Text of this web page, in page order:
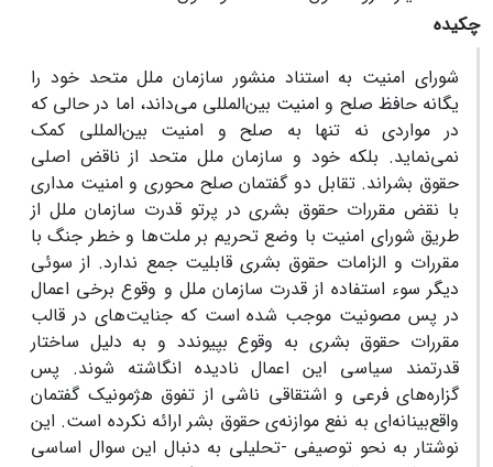
چکیده
شورای امنیت به استناد منشور سازمان ملل متحد خود را
یگانه حافظ صلح و امنیت بین‌المللی می‌داند، اما در حالی که
در مواردی نه تنها به صلح و امنیت بین‌المللی کمک
نمی‌نماید. بلکه خود و سازمان ملل متحد از ناقض اصلی
حقوق بشراند. تقابل دو گفتمان صلح محوری و امنیت مداری
با نقض مقررات حقوق بشری در پرتو قدرت سازمان ملل از
طریق شورای امنیت با وضع تحریم‌ بر ملت‌ها و خطر جنگ با
مقررات و الزامات حقوق بشری قابلیت جمع ندارد. از سوئی
دیگر سوء استفاده از قدرت سازمان ملل و وقوع برخی اعمال
در پس مصونیت موجب شده است که جنایت‌های در قالب
مقررات حقوق بشری به وقوع بپیوندد و به دلیل ساختار
قدرتمند سیاسی این اعمال نادیده انگاشته شوند. پس
گزاره‌های فرعی و اشتقاقی ناشی از تفوق هژمونیک گفتمان
واقع‌بینانه‌ای به نفع موازنه‌ی حقوق بشر ارائه نکرده است. این
نوشتار به نحو توصیفی -تحلیلی به دنبال این سوال اساسی